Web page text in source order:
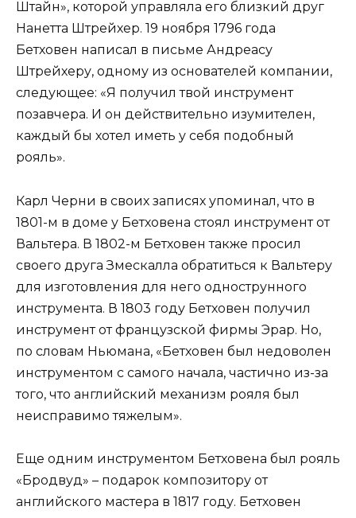
Штайн», которой управляла его близкий друг
Нанетта Штрейхер. 19 ноября 1796 года
Бетховен написал в письме Андреасу
Штрейхеру, одному из основателей компании,
следующее: «Я получил твой инструмент
позавчера. И он действительно изумителен,
каждый бы хотел иметь у себя подобный
рояль».
Карл Черни в своих записях упоминал, что в
1801-м в доме у Бетховена стоял инструмент от
Вальтера. В 1802-м Бетховен также просил
своего друга Змескалла обратиться к Вальтеру
для изготовления для него однострунного
инструмента. В 1803 году Бетховен получил
инструмент от французской фирмы Эрар. Но,
по словам Ньюмана, «Бетховен был недоволен
инструментом с самого начала, частично из-за
того, что английский механизм рояля был
неисправимо тяжелым».
Еще одним инструментом Бетховена был рояль
«Бродвуд» – подарок композитору от
английского мастера в 1817 году. Бетховен